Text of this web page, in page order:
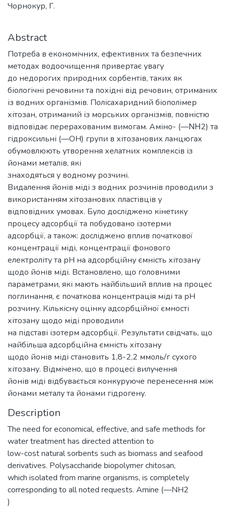
Чорнокур, Г.
Abstract
Потреба в економічних, ефективних та безпечних
методах водоочищення привертає увагу
до недорогих природних сорбентів, таких як
біологічні речовини та похідні від речовин, отриманих
із водних організмів. Полісахаридний біополімер
хітозан, отриманий із морських організмів, повністю
відповідає перерахованим вимогам. Аміно- (—ΝΗ2) та
гідроксильні (—ОН) групи в хітозанових ланцюгах
обумовлюють утворення хелатних комплексів із
йонами металів, які
знаходяться у водному розчині.
Видалення йонів міді з водних розчинів проводили з
використанням хітозанових пластівців у
відповідних умовах. Було досліджено кінетику
процесу адсорбції та побудовано ізотерми
адсорбції, а також: досліджено вплив початкової
концентрації міді, концентрації фонового
електроліту та рН на адсорбційну ємність хітозану
щодо йонів міді. Встановлено, що головними
параметрами, які мають найбільший вплив на процес
поглинання, є початкова концентрація міді та рН
розчину. Кількісну оцінку адсорбційної ємності
хітозану щодо міді проводили
на підставі ізотерм адсорбції. Результати свідчать, що
найбільша адсорбційна ємність хітозану
щодо йонів міді становить 1,8-2,2 ммоль/г сухого
хітозану. Відмічено, що в процесі вилучення
йонів міді відбувається конкуруюче перенесення між
йонами металу та йонами гідрогену.
Description
The need for economical, effective, and safe methods for
water treatment has directed attention to
low-cost natural sorbents such as biomass and seafood
derivatives. Polysaccharide biopolymer chitosan,
which isolated from marine organisms, is completely
corresponding to all noted requests. Amine (—NH2
)